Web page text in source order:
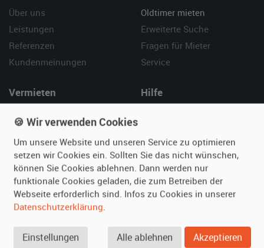
Über uns
Leistungen
Referenzen
Kundenmeinungen
Oldtimer mieten
Erweiterte Suche
Fragen für Mieter
Service
Vermieten
Fotos senden
Fragen für Vermieter
Inserat verwalten
Hilfe
Kontakt
SPECIAL
Berühmte Filmautos –
🍪 Wir verwenden Cookies
Um unsere Website und unseren Service zu optimieren
setzen wir Cookies ein. Sollten Sie das nicht wünschen,
können Sie Cookies ablehnen. Dann werden nur
funktionale Cookies geladen, die zum Betreiben der
Webseite erforderlich sind. Infos zu Cookies in unserer
Datenschutzerklärung.
Einstellungen Alle ablehnen Akzeptieren